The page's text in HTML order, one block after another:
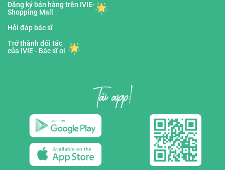
Đăng ký bán hàng trên IVIE-
Shopping Mall
Hỏi đáp bác sĩ
Trở thành đối tác
của IVIE - Bác sĩ ơi